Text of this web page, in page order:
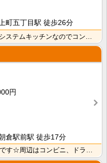
町五丁目駅 徒歩26分
円
倉駅前駅 徒歩17分
高知大学生大歓迎の単身向けのお部屋です☆周辺はコンビニ、ドラッグストア有ります！！